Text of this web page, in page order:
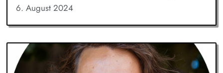
6. August 2024